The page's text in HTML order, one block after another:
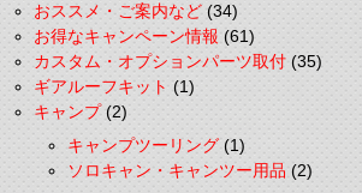
おススメ・ご案内など(34)
お得なキャンペーン情報(61)
カスタム・オプションパーツ取付(35)
ギアルーフキット(1)
キャンプ(2)
キャンプツーリング(1)
ソロキャン・キャンツー用品(2)